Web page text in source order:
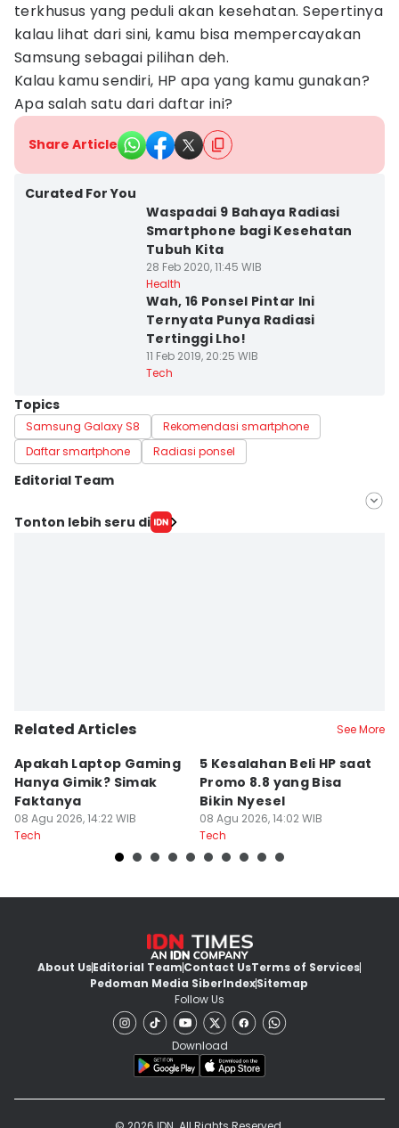
terkhusus yang peduli akan kesehatan. Sepertinya
kalau lihat dari sini, kamu bisa mempercayakan
Samsung sebagai pilihan deh.
Kalau kamu sendiri, HP apa yang kamu gunakan?
Apa salah satu dari daftar ini?
Share Article
Curated For You
Waspadai 9 Bahaya Radiasi
Smartphone bagi Kesehatan
Tubuh Kita
28 Feb 2020, 11:45 WIB
Health
Wah, 16 Ponsel Pintar Ini
Ternyata Punya Radiasi
Tertinggi Lho!
11 Feb 2019, 20:25 WIB
Tech
Topics
Samsung Galaxy S8
Rekomendasi smartphone
Daftar smartphone
Radiasi ponsel
Editorial Team
Editor
Tonton lebih seru di
Related Articles See More
Apakah Laptop Gaming
Hanya Gimik? Simak
Faktanya
08 Agu 2026, 14:22 WIB
Tech
5 Kesalahan Beli HP saat
Promo 8.8 yang Bisa
Bikin Nyesel
08 Agu 2026, 14:02 WIB
Tech
About UsEditorial TeamContact UsTerms of Services
Pedoman Media SiberIndexSitemap
Follow Us
Download